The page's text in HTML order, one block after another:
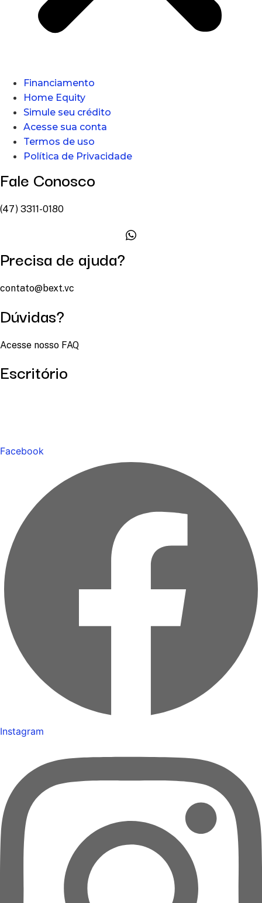
Financiamento
Home Equity
Simule seu crédito
Acesse sua conta
Termos de uso
Política de Privacidade
Fale Conosco
(47) 3311-0180
Precisa de ajuda?
contato@bext.vc
Dúvidas?
Acesse nosso FAQ
Escritório
Facebook
Instagram